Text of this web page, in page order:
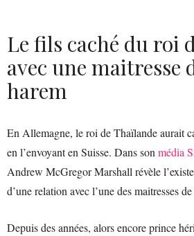
Le fils caché du roi
avec une maitresse
harem
En Allemagne, le roi de Thaïlande aurait
en l’envoyant en Suisse. Dans sonmédia
Andrew McGregor Marshall révèle
d’une relation avec l’une des maitresses
Depuis des années, alors encore prince